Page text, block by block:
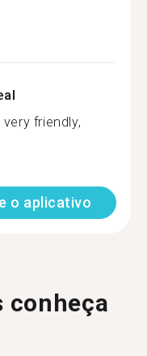
friendly,
o aplicativo
conheça